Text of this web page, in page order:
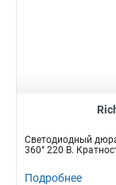
Светодиодный
360° 220 В.
Подробнее